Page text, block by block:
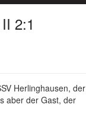
2:1
Herlinghausen, der
aber der Gast, der